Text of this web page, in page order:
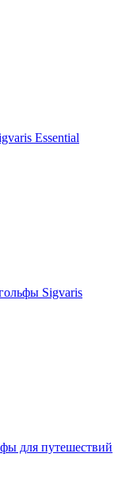
Essential
Sigvaris
для путешествий